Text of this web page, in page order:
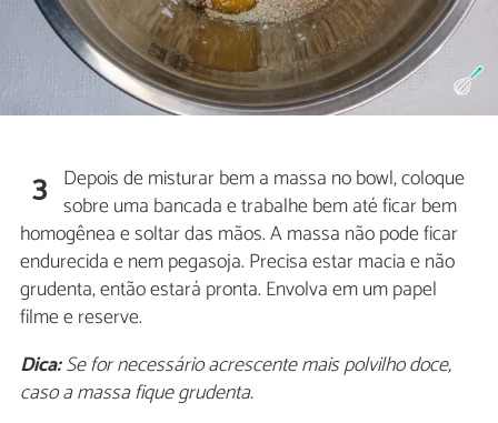
3 Depois de misturar bem a massa no bowl, coloque
sobre uma bancada e trabalhe bem até ficar bem
homogênea e soltar das mãos. A massa não pode ficar
endurecida e nem pegasoja. Precisa estar macia e não
grudenta, então estará pronta. Envolva em um papel
filme e reserve.
Dica:Se for necessário acrescente mais polvilho doce,
caso a massa fique grudenta.